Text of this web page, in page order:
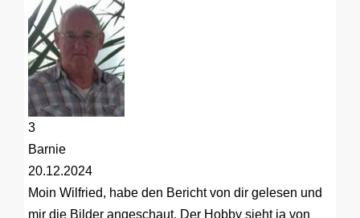
3
Barnie
20.12.2024
Moin Wilfried, habe den Bericht von dir gelesen und
mir die Bilder angeschaut. Der Hobby sieht ja von